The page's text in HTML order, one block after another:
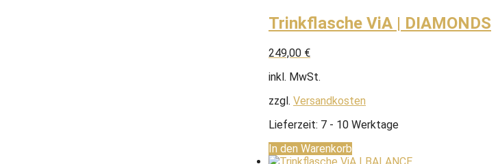
Trinkflasche ViA | DIAMONDS
249,00 €
inkl. MwSt.
zzgl. Versandkosten
Lieferzeit: 7 - 10 Werktage
In den Warenkorb